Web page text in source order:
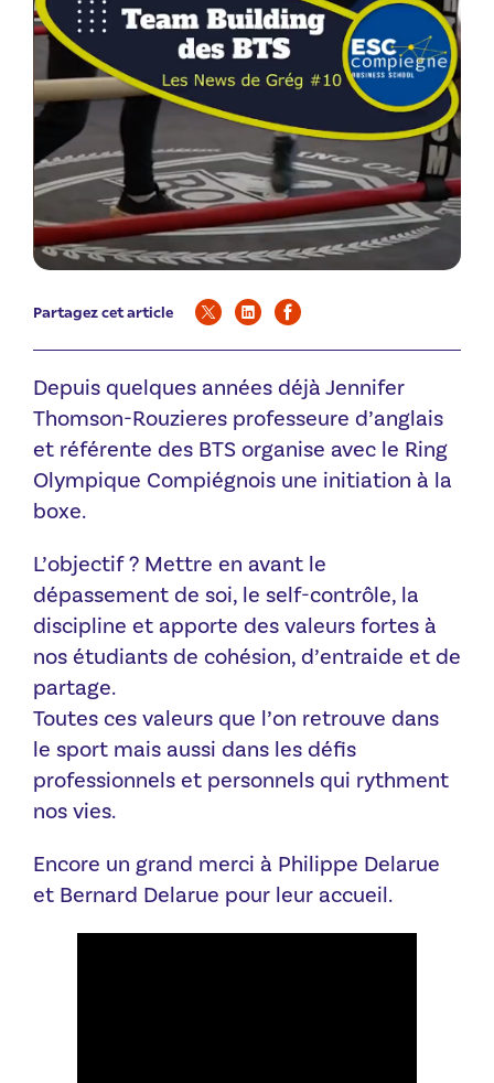
Partagez cet article
Depuis quelques années déjà Jennifer
Thomson-Rouzieres professeure d’anglais
et référente des BTS organise avec le Ring
Olympique Compiégnois une initiation à la
boxe.
L’objectif ? Mettre en avant le
dépassement de soi, le self-contrôle, la
discipline et apporte des valeurs fortes à
nos étudiants de cohésion, d’entraide et de
partage.
Toutes ces valeurs que l’on retrouve dans
le sport mais aussi dans les défis
professionnels et personnels qui rythment
nos vies.
Encore un grand merci à Philippe Delarue
et Bernard Delarue pour leur accueil.